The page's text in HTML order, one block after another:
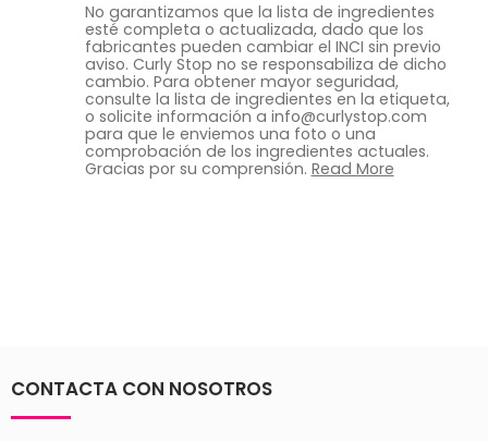
No garantizamos que la lista de ingredientes
esté completa o actualizada, dado que los
fabricantes pueden cambiar el INCI sin previo
aviso. Curly Stop no se responsabiliza de dicho
cambio. Para obtener mayor seguridad,
consulte la lista de ingredientes en la etiqueta,
o solicite información a info@curlystop.com
para que le enviemos una foto o una
comprobación de los ingredientes actuales.
Gracias por su comprensión. Read More
CONTACTA CON NOSOTROS